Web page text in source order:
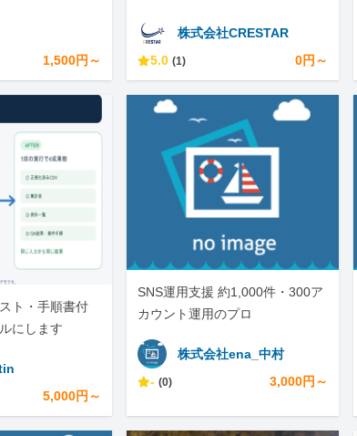
1,500円～
株式会社CRESTAR
5.0 (1) 0円～
ト・手順書付
にします
5,000円～
SNS運用支援 約1,000件・300ア
カウント運用のプロ
株式会社ena_中村
- (0) 3,000円～